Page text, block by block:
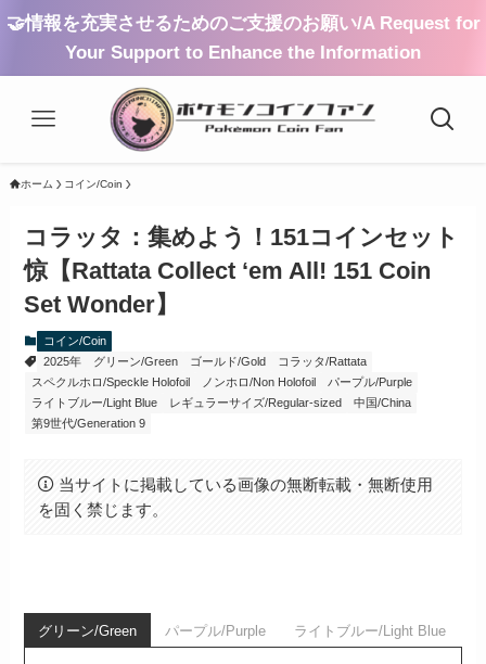
🤝情報を充実させるためのご支援のお願い/A Request for
Your Support to Enhance the Information
ホーム コイン/Coin
コラッタ：集めよう！151コインセット
惊【Rattata Collect ‘em All! 151 Coin
Set Wonder】
コイン/Coin
2025年
グリーン/Green ゴールド/Gold
コラッタ/Rattata
スペクルホロ/Speckle Holofoil
ノンホロ/Non Holofoil
パープル/Purple
ライトブルー/Light Blue
レギュラーサイズ/Regular-sized
中国/China
第9世代/Generation 9
当サイトに掲載している画像の無断転載・無断使用
を固く禁じます。
グリーン/Green パープル/Purple ライトブルー/Light Blue